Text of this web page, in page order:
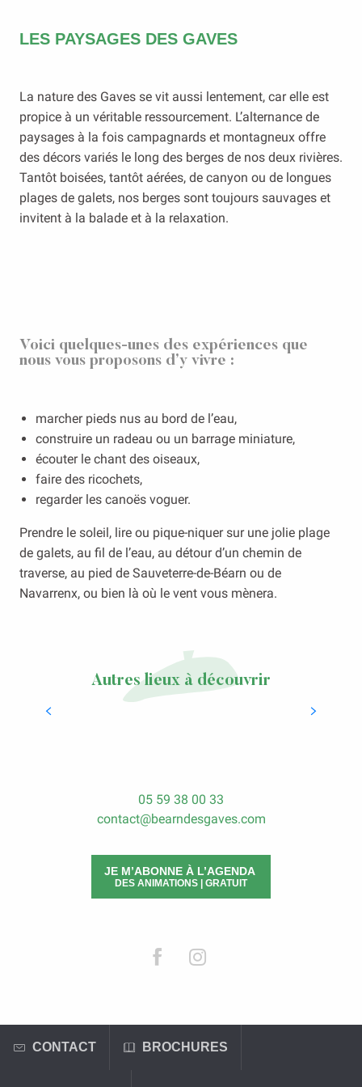
LES PAYSAGES DES GAVES
La nature des Gaves se vit aussi lentement, car elle est
propice à un véritable ressourcement. L’alternance de
paysages à la fois campagnards et montagneux offre
des décors variés le long des berges de nos deux rivières.
Tantôt boisées, tantôt aérées, de canyon ou de longues
plages de galets, nos berges sont toujours sauvages et
invitent à la balade et à la relaxation.
Voici quelques-unes des expériences que
nous vous proposons d’y vivre :
marcher pieds nus au bord de l’eau,
construire un radeau ou un barrage miniature,
écouter le chant des oiseaux,
faire des ricochets,
regarder les canoës voguer.
Prendre le soleil, lire ou pique-niquer sur une jolie plage
de galets, au fil de l’eau, au détour d’un chemin de
traverse, au pied de Sauveterre-de-Béarn ou de
Navarrenx, ou bien là où le vent vous mènera.
Autres lieux à découvrir
Les cures médicales Selya Resort
Thermal & Spa à Salies-de-Béarn
05 59 38 00 33
contact@bearndesgaves.com
JE M’ABONNE À L’AGENDA
DES ANIMATIONS | GRATUIT
CONTACT BROCHURES